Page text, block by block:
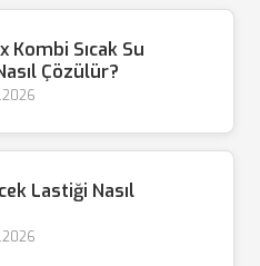
Kombi Sıcak Su
Çözülür?
Lastiği Nasıl